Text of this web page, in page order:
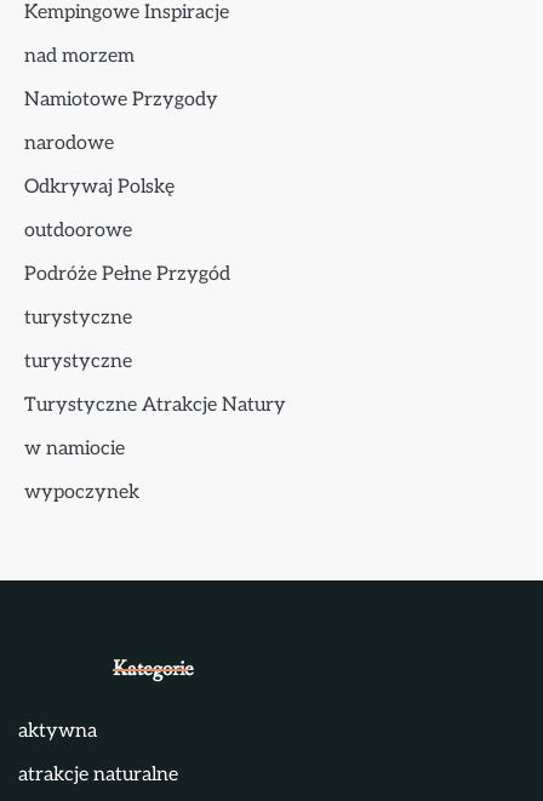
Kempingowe Inspiracje
nad morzem
Namiotowe Przygody
narodowe
Odkrywaj Polskę
outdoorowe
Podróże Pełne Przygód
turystyczne
turystyczne
Turystyczne Atrakcje Natury
w namiocie
wypoczynek
Kategorie
aktywna
atrakcje naturalne